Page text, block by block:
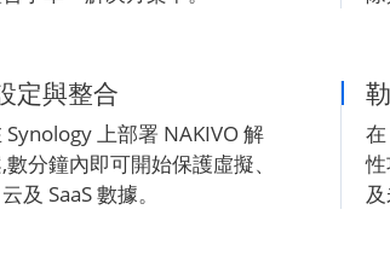
定與整合
Synology 上部署 NAKIVO 解
分鐘內即可開始保護虛擬、
及 SaaS 數據。